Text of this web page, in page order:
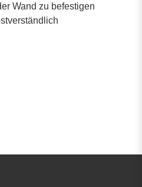
Wand zu befestigen